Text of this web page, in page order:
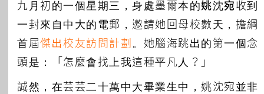
九月初的一個星期三，身處墨爾本的姚沈宛收到
一封來自中大的電郵，邀請她回母校數天，擔綱
首屆傑出校友訪問計劃 。她腦海跳出的第一個念
頭是：「怎麼會找上我這種平凡人？」
誠然，在芸芸二十萬中大畢業生中，姚沈宛並非